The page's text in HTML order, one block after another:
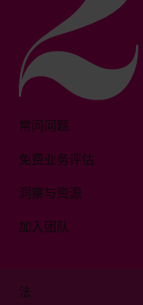
常问问题
免费业务评估
洞察与资源
加入团队
法